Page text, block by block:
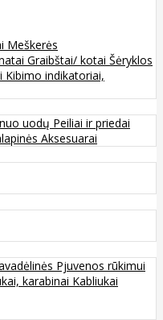
Meškerės
Graibštai/ kotai Šėryklos
Kibimo indikatoriai,
uodų Peiliai ir priedai
Aksesuarai
Pjuvenos rūkimui
karabinai Kabliukai